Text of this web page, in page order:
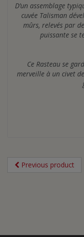
D’un assemblage
cuvée Talisman
mûrs, relevés par
puissante se
Ce Rasteau se
merveille à un civet
Previous product